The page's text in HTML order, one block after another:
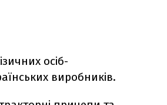
осіб-
виробників.